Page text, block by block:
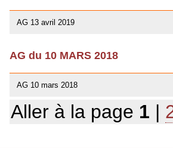
AG 13 avril 2019
AG du 10 MARS 2018
AG 10 mars 2018
Aller à la page 1 |